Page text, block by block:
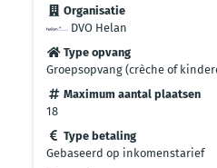
Organisatie
DVO Helan
Type opvang
Groepsopvang (crèche of
Maximum aantal plaatsen
18
Type betaling
Gebaseerd op inkomenstarief